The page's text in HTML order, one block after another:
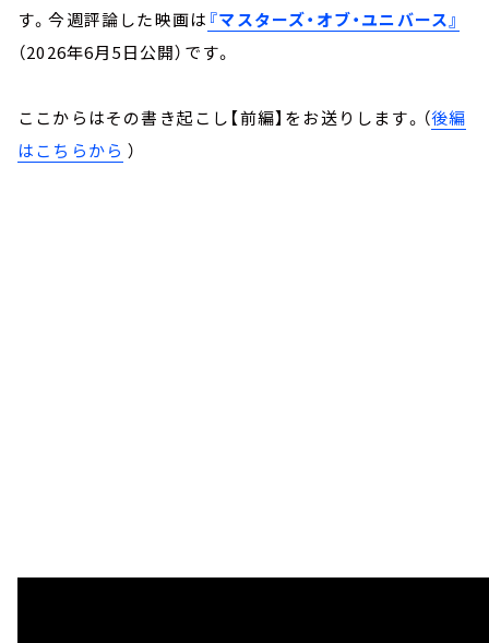
す。今週評論した映画は 『マスターズ・オブ・ユニバース』
（2026年6月5日公開）です。
ここからはその書き起こし【前編】をお送りします。（後編
はこちらから ）